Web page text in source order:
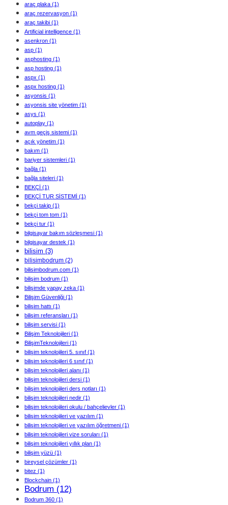
araç plaka (1)
araç rezervasyon (1)
araç takibi (1)
Artificial intelligence (1)
asenkron (1)
asp (1)
asphosting (1)
asp hosting (1)
aspx (1)
aspx hosting (1)
asyonsis (1)
asyonsis site yönetim (1)
asys (1)
autoplay (1)
avm geçiş sistemi (1)
açık yönetim (1)
bakım (1)
bariyer sistemleri (1)
bağla (1)
bağla siteleri (1)
BEKÇİ (1)
BEKÇİ TUR SİSTEMİ (1)
bekçi takip (1)
bekçi tom tom (1)
bekçi tur (1)
bilgisayar bakım sözleşmesi (1)
bilgisayar destek (1)
bilisim (3)
bilisimbodrum (2)
bilisimbodrum.com (1)
bilişim bodrum (1)
bilişimde yapay zeka (1)
Bilişim Güvenliği (1)
bilişim hattı (1)
bilişim referansları (1)
bilişim servisi (1)
Bilişim Teknolojileri (1)
BilişimTeknolojileri (1)
bilişim teknolojileri 5. sınıf (1)
bilişim teknolojileri 6 sınıf (1)
bilişim teknolojileri alanı (1)
bilişim teknolojileri dersi (1)
bilişim teknolojileri ders notları (1)
bilişim teknolojileri nedir (1)
bilişim teknolojileri okulu / bahçelievler (1)
bilişim teknolojileri ve yazılım (1)
bilişim teknolojileri ve yazılım öğretmeni (1)
bilişim teknolojileri vize soruları (1)
bilişim teknolojileri yıllık plan (1)
bilişim yüzü (1)
bireysel çözümler (1)
bitez (1)
Blockchain (1)
Bodrum (12)
Bodrum 360 (1)